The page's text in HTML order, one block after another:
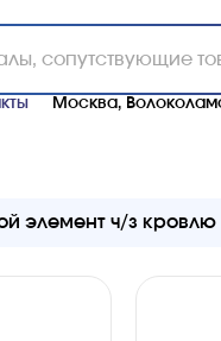
Москва,
элемент ч/з кровлю